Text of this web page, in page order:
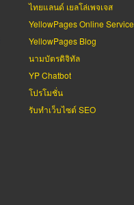
ไทยแลนด์ เยลโล่เพจเจส
YellowPages Online Service
YellowPages Blog
นามบัตรดิจิทัล
YP Chatbot
โปรโมชั่น
รับทำเว็บไซต์ SEO